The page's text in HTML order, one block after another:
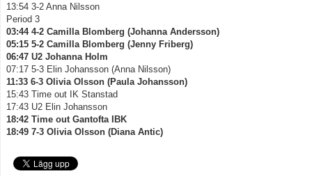
13:54 3-2 Anna Nilsson
Period 3
03:44 4-2 Camilla Blomberg (Johanna Andersson)
05:15 5-2 Camilla Blomberg (Jenny Friberg)
06:47 U2 Johanna Holm
07:17 5-3 Elin Johansson (Anna Nilsson)
11:33 6-3 Olivia Olsson (Paula Johansson)
15:43 Time out IK Stanstad
17:43 U2 Elin Johansson
18:42 Time out Gantofta IBK
18:49 7-3 Olivia Olsson (Diana Antic)